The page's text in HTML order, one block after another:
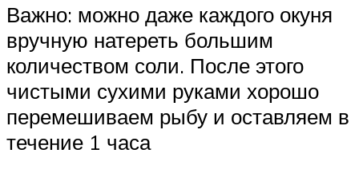
Важно: можно даже каждого окуня
вручную натереть большим
количеством соли. После этого
чистыми сухими руками хорошо
перемешиваем рыбу и оставляем в
течение 1 часа